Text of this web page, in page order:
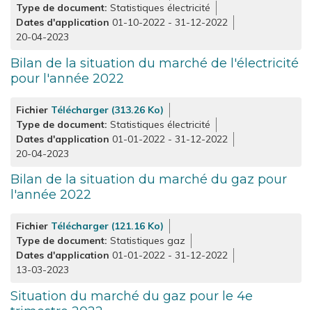
Type de document Statistiques électricité
Dates d'application 01-10-2022 - 31-12-2022
20-04-2023
Bilan de la situation du marché de l'électricité
pour l'année 2022
Fichier Télécharger (313.26 Ko)
Type de document Statistiques électricité
Dates d'application 01-01-2022 - 31-12-2022
20-04-2023
Bilan de la situation du marché du gaz pour
l'année 2022
Fichier Télécharger (121.16 Ko)
Type de document Statistiques gaz
Dates d'application 01-01-2022 - 31-12-2022
13-03-2023
Situation du marché du gaz pour le 4e